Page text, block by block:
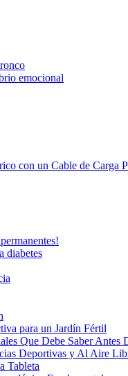
emocional
con un Cable de Carga
diabetes
para un Jardín Fértil
Que Debe Saber Antes
Deportivas y Al Aire
Tableta